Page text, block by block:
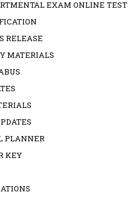
EXAM ONLINE TEST
RELEASE
MATERIALS
PLANNER
KEY